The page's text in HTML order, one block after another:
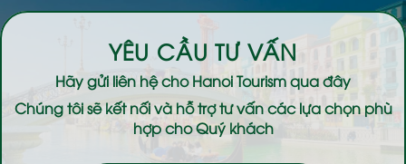
YÊU CẦU TƯ VẤN
Hãy gửi liên hệ choHanoi Tourismqua đây
Chúng tôi sẽ kết nối và hỗ trợ tư vấn các lựa chọn phù
hợp cho Quý khách